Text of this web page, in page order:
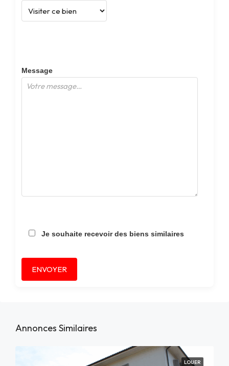
Message
Je souhaite recevoir des biens similaires
Annonces Similaires
LOUER